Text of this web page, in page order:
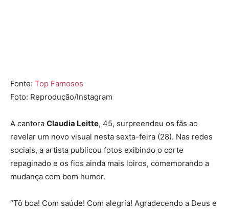
Fonte: Top Famosos
Foto: Reprodução/Instagram
A cantora Claudia Leitte, 45, surpreendeu os fãs ao
revelar um novo visual nesta sexta-feira (28). Nas redes
sociais, a artista publicou fotos exibindo o corte
repaginado e os fios ainda mais loiros, comemorando a
mudança com bom humor.
“Tô boa! Com saúde! Com alegria! Agradecendo a Deus e